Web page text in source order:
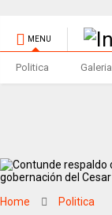
MENU
Politica Galeria
Home Politica